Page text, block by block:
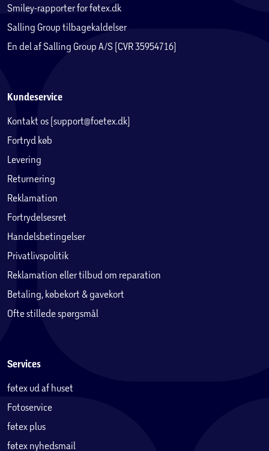
Smiley-rapporter for føtex.dk
Salling Group tilbagekaldelser
En del af Salling Group A/S (CVR 35954716)
Kundeservice
Kontakt os (support@foetex.dk)
Fortryd køb
Levering
Returnering
Reklamation
Fortrydelsesret
Handelsbetingelser
Privatlivspolitik
Reklamation eller tilbud om reparation
Betaling, købekort & gavekort
Ofte stillede spørgsmål
Services
føtex ud af huset
Fotoservice
føtex plus
føtex nyhedsmail